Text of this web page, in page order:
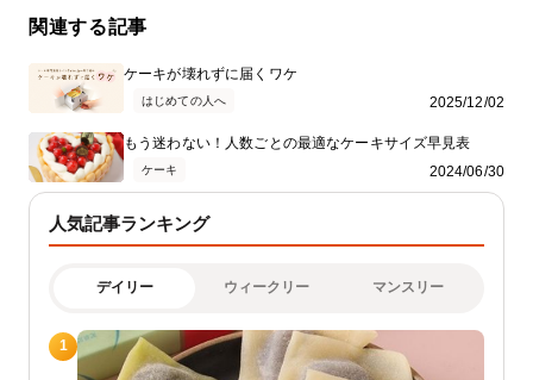
関連する記事
ケーキが壊れずに届くワケ
2025/12/02
はじめての人へ
もう迷わない！人数ごとの最適なケーキサイズ早見表
2024/06/30
ケーキ
人気記事ランキング
デイリー ウィークリー マンスリー
1